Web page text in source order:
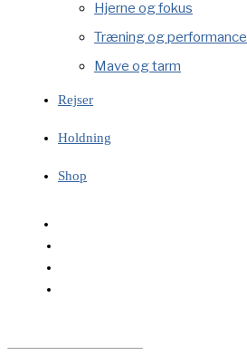
Hjerne og fokus
Træning og performance
Mave og tarm
Rejser
Holdning
Shop